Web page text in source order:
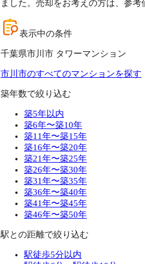
ました。売却をお考えの方は、参考
表示中の条件
千葉県市川市 タワーマンション
市川市のすべてのマンションを探す
築年数で絞り込む
築5年以内
築6年〜築10年
築11年〜築15年
築16年〜築20年
築21年〜築25年
築26年〜築30年
築31年〜築35年
築36年〜築40年
築41年〜築45年
築46年〜築50年
駅との距離で絞り込む
駅徒歩5分以内